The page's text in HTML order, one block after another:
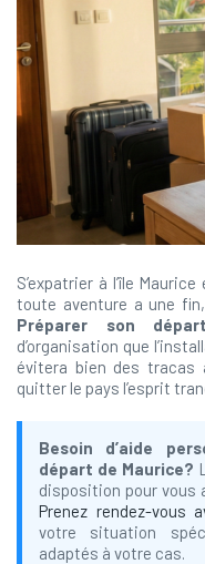
S’expatrier à l’île
toute aventure a une
Préparer son
d’organisation que
évitera bien des
quitter le pays l’esprit
Besoin d’aide
départ de Maurice?
disposition pour vous
Prenez rendez-vous
votre situation
adaptés à votre cas.